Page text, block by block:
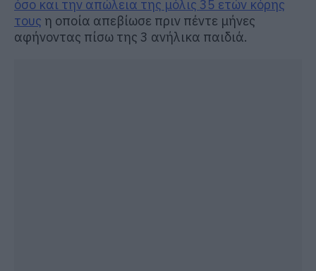
όσο και την απώλεια της μόλις 35 ετών κόρης
τους η οποία απεβίωσε πριν πέντε μήνες
αφήνοντας πίσω της 3 ανήλικα παιδιά.